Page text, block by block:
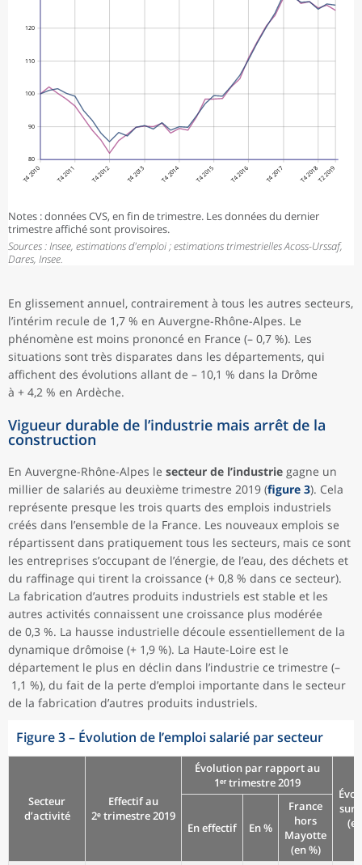
80
90
100
110
120
T4 2010 T4 2011 T4 2012 T4 2013 T4 2014 T4 2015 T4 2016 T4 2017 T4 2018T2 2019
Notes : données CVS, en fin de trimestre. Les données du dernier
trimestre affiché sont provisoires.
Sources : Insee, estimations d'emploi ; estimations trimestrielles Acoss-Urssaf,
Dares, Insee.
En glissement annuel, contrairement à tous les autres secteurs,
l’intérim recule de 1,7 % en Auvergne-Rhône-Alpes. Le
phénomène est moins prononcé en France (– 0,7 %). Les
situations sont très disparates dans les départements, qui
affichent des évolutions allant de – 10,1 % dans la Drôme
à + 4,2 % en Ardèche.
Vigueur durable de l’industrie mais arrêt de la
construction
En Auvergne-Rhône-Alpes le secteur de l’industrie gagne un
millier de salariés au deuxième trimestre 2019 (figure 3). Cela
représente presque les trois quarts des emplois industriels
créés dans l’ensemble de la France. Les nouveaux emplois se
répartissent dans pratiquement tous les secteurs, mais ce sont
les entreprises s’occupant de l’énergie, de l’eau, des déchets et
du raffinage qui tirent la croissance (+ 0,8 % dans ce secteur).
La fabrication d’autres produits industriels est stable et les
autres activités connaissent une croissance plus modérée
de 0,3 %. La hausse industrielle découle essentiellement de la
dynamique drômoise (+ 1,9 %). La Haute-Loire est le
département le plus en déclin dans l’industrie ce trimestre (–
1,1 %), du fait de la perte d’emploi importante dans le secteur
de la fabrication d’autres produits industriels.
Figure 3– Évolution de l’emploi salarié par secteur
Secteur
d’activité
Effectif au
2ᵉ trimestre 2019
Évolution par rapport au
1ᵉʳ trimestre 2019
sur
En effectif En %
France
hors
Mayotte
(en %)